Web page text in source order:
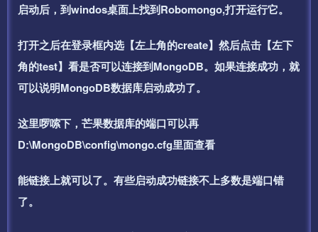
启动后，到windos桌面上找到Robomongo,打开运行它。
打开之后在登录框内选【左上角的create】然后点击【左下
角的test】看是否可以连接到MongoDB。如果连接成功，就
可以说明MongoDB数据库启动成功了。
这里啰嗦下，芒果数据库的端口可以再
D:\MongoDB\config\mongo.cfg里面查看
能链接上就可以了。有些启动成功链接不上多数是端口错
了。